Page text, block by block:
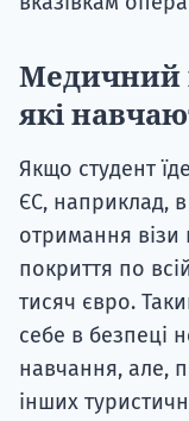
Медичний
які
Якщо студент
ЄС, наприклад,
отримання візи
покриття по
тисяч євро.
себе в безпеці
навчання, але,
інших